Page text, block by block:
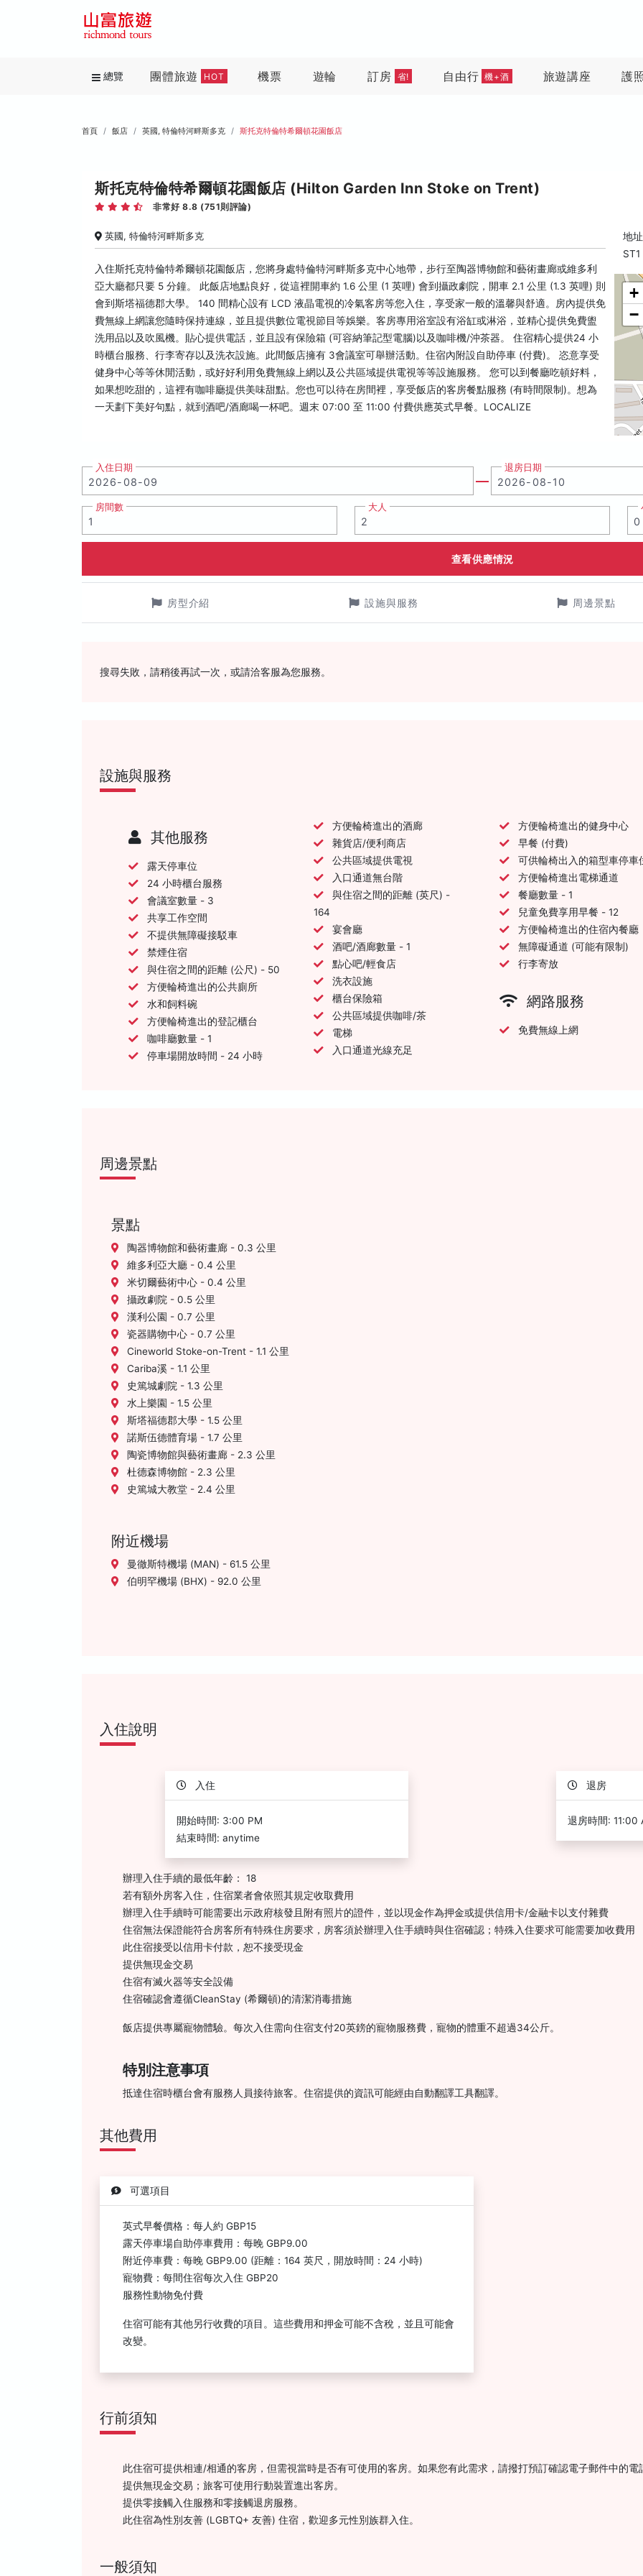
總覽 團體旅遊 HOT 機票 遊輪 訂房 省! 自由行 機+酒 旅遊講座 護
首頁 飯店 英國, 特倫特河畔斯多克 斯托克特倫特希爾頓花園飯店
斯托克特倫特希爾頓花園飯店 (Hilton Garden Inn Stoke on Trent)
非常好 8.8 (751則評論)
英國, 特倫特河畔斯多克
入住斯托克特倫特希爾頓花園飯店，您將身處特倫特河畔斯多克中心地帶，步行至陶器博物館和藝術畫廊或維多利
亞大廳都只要 5 分鐘。 此飯店地點良好，從這裡開車約 1.6 公里 (1 英哩) 會到攝政劇院，開車 2.1 公里 (1.3 英哩) 則
會到斯塔福德郡大學。 140 間精心設有 LCD 液晶電視的冷氣客房等您入住，享受家一般的溫馨與舒適。房內提供免
費無線上網讓您隨時保持連線，並且提供數位電視節目等娛樂。客房專用浴室設有浴缸或淋浴，並精心提供免費盥
洗用品以及吹風機。貼心提供電話，並且設有保險箱 (可容納筆記型電腦)以及咖啡機/沖茶器。 住宿精心提供24 小
時櫃台服務、行李寄存以及洗衣設施。此間飯店擁有 3會議室可舉辦活動。住宿內附設自助停車 (付費)。 恣意享受
健身中心等等休閒活動，或好好利用免費無線上網以及公共區域提供電視等等設施服務。 您可以到餐廳吃頓好料，
如果想吃甜的，這裡有咖啡廳提供美味甜點。您也可以待在房間裡，享受飯店的客房餐點服務 (有時間限制)。想為
一天劃下美好句點，就到酒吧/酒廊喝一杯吧。週末 07:00 至 11:00 付費供應英式早餐。LOCALIZE
地
+
−
入住日期 退房日期
房間數 大人
查看供應情況
房型介紹 設施與服務 周邊景點
搜尋失敗，請稍後再試一次，或請洽客服為您服務。
設施與服務
其他服務
露天停車位
24 小時櫃台服務
會議室數量 - 3
共享工作空間
不提供無障礙接駁車
禁煙住宿
與住宿之間的距離 (公尺) - 50
方便輪椅進出的公共廁所
水和飼料碗
方便輪椅進出的登記櫃台
咖啡廳數量 - 1
停車場開放時間 - 24 小時
方便輪椅進出的酒廊
雜貨店/便利商店
公共區域提供電視
入口通道無台階
與住宿之間的距離 (英尺) -
164
宴會廳
酒吧/酒廊數量 - 1
點心吧/輕食店
洗衣設施
櫃台保險箱
公共區域提供咖啡/茶
電梯
入口通道光線充足
方便輪椅進出的健身中心
早餐 (付費)
可供輪椅出入的箱型車停車
方便輪椅進出電梯通道
餐廳數量 - 1
兒童免費享用早餐 - 12
方便輪椅進出的住宿內餐廳
無障礙通道 (可能有限制)
行李寄放
網路服務
免費無線上網
周邊景點
景點
陶器博物館和藝術畫廊 - 0.3 公里
維多利亞大廳 - 0.4 公里
米切爾藝術中心 - 0.4 公里
攝政劇院 - 0.5 公里
漢利公園 - 0.7 公里
瓷器購物中心 - 0.7 公里
Cineworld Stoke-on-Trent - 1.1 公里
Cariba溪 - 1.1 公里
史篤城劇院 - 1.3 公里
水上樂園 - 1.5 公里
斯塔福德郡大學 - 1.5 公里
諾斯伍德體育場 - 1.7 公里
陶瓷博物館與藝術畫廊 - 2.3 公里
杜德森博物館 - 2.3 公里
史篤城大教堂 - 2.4 公里
附近機場
曼徹斯特機場 (MAN) - 61.5 公里
伯明罕機場 (BHX) - 92.0 公里
入住說明
入住
開始時間: 3:00 PM
結束時間: anytime
退房
退房時間: 11:00
辦理入住手續的最低年齡： 18
若有額外房客入住，住宿業者會依照其規定收取費用
辦理入住手續時可能需要出示政府核發且附有照片的證件，並以現金作為押金或提供信用卡/金融卡以支付雜費
住宿無法保證能符合房客所有特殊住房要求，房客須於辦理入住手續時與住宿確認；特殊入住要求可能需要加收費用
此住宿接受以信用卡付款，恕不接受現金
提供無現金交易
住宿有滅火器等安全設備
住宿確認會遵循CleanStay (希爾頓)的清潔消毒措施
飯店提供專屬寵物體驗。每次入住需向住宿支付20英鎊的寵物服務費，寵物的體重不超過34公斤。
特別注意事項
抵達住宿時櫃台會有服務人員接待旅客。住宿提供的資訊可能經由自動翻譯工具翻譯。
其他費用
可選項目
英式早餐價格：每人約 GBP15
露天停車場自助停車費用：每晚 GBP9.00
附近停車費：每晚 GBP9.00 (距離：164 英尺，開放時間：24 小時)
寵物費：每間住宿每次入住 GBP20
服務性動物免付費
住宿可能有其他另行收費的項目。這些費用和押金可能不含稅，並且可能會
改變。
行前須知
此住宿可提供相連/相通的客房，但需視當時是否有可使用的客房。如果您有此需求，請撥打預訂確認電子郵件中的
提供無現金交易；旅客可使用行動裝置進出客房。
提供零接觸入住服務和零接觸退房服務。
此住宿為性別友善 (LGBTQ+ 友善) 住宿，歡迎多元性別族群入住。
一般須知